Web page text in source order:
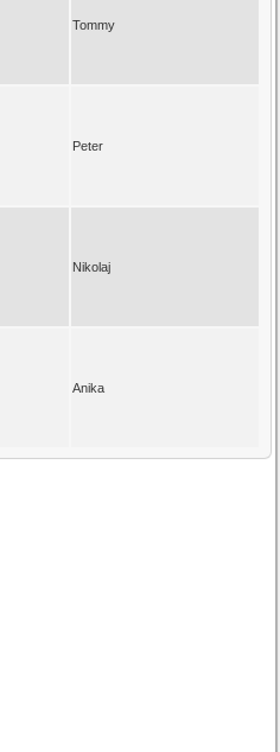
Tommy
Peter
Nikolaj
Anika